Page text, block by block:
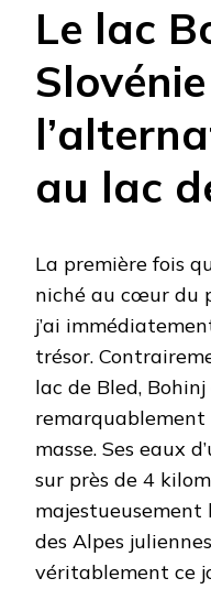
Le lac
au lac
La première fois
niché au cœur du
j’ai
trésor.
lac de Bled,
masse. Ses eaux
sur près de 4
majestueusement
des Alpes
véritablement ce